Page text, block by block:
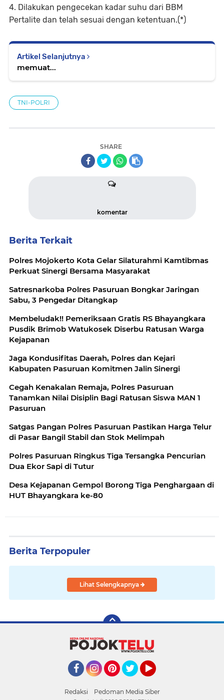
4. Dilakukan pengecekan kadar suhu dari BBM
Pertalite dan telah sesuai dengan ketentuan.(*)
Artikel Selanjutnya
memuat...
TNI-POLRI
SHARE
komentar
Berita Terkait
Polres Mojokerto Kota Gelar Silaturahmi Kamtibmas
Perkuat Sinergi Bersama Masyarakat
Satresnarkoba Polres Pasuruan Bongkar Jaringan
Sabu, 3 Pengedar Ditangkap
Membeludak!! Pemeriksaan Gratis RS Bhayangkara
Pusdik Brimob Watukosek Diserbu Ratusan Warga
Kejapanan
Jaga Kondusifitas Daerah, Polres dan Kejari
Kabupaten Pasuruan Komitmen Jalin Sinergi
Cegah Kenakalan Remaja, Polres Pasuruan
Tanamkan Nilai Disiplin Bagi Ratusan Siswa MAN 1
Pasuruan
Satgas Pangan Polres Pasuruan Pastikan Harga Telur
di Pasar Bangil Stabil dan Stok Melimpah
Polres Pasuruan Ringkus Tiga Tersangka Pencurian
Dua Ekor Sapi di Tutur
Desa Kejapanan Gempol Borong Tiga Penghargaan di
HUT Bhayangkara ke-80
Berita Terpopuler
Lihat Selengkapnya
Redaksi Pedoman Media Siber